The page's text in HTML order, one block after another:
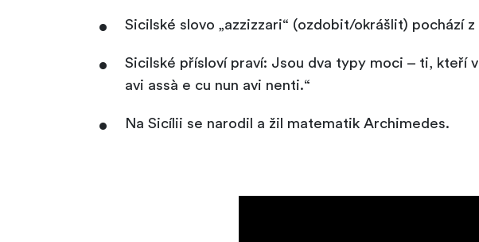
Sicilské slovo „azzizzari“ (ozdobit/okrášlit) pochází z
Sicilské přísloví praví: Jsou dva typy moci – ti, kteří
avi assà e cu nun avi nenti.“
Na Sicílii se narodil a žil matematik Archimedes.